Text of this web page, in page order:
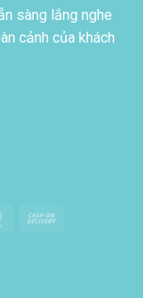
sàng lắng nghe
cảnh của khách
MasterCard